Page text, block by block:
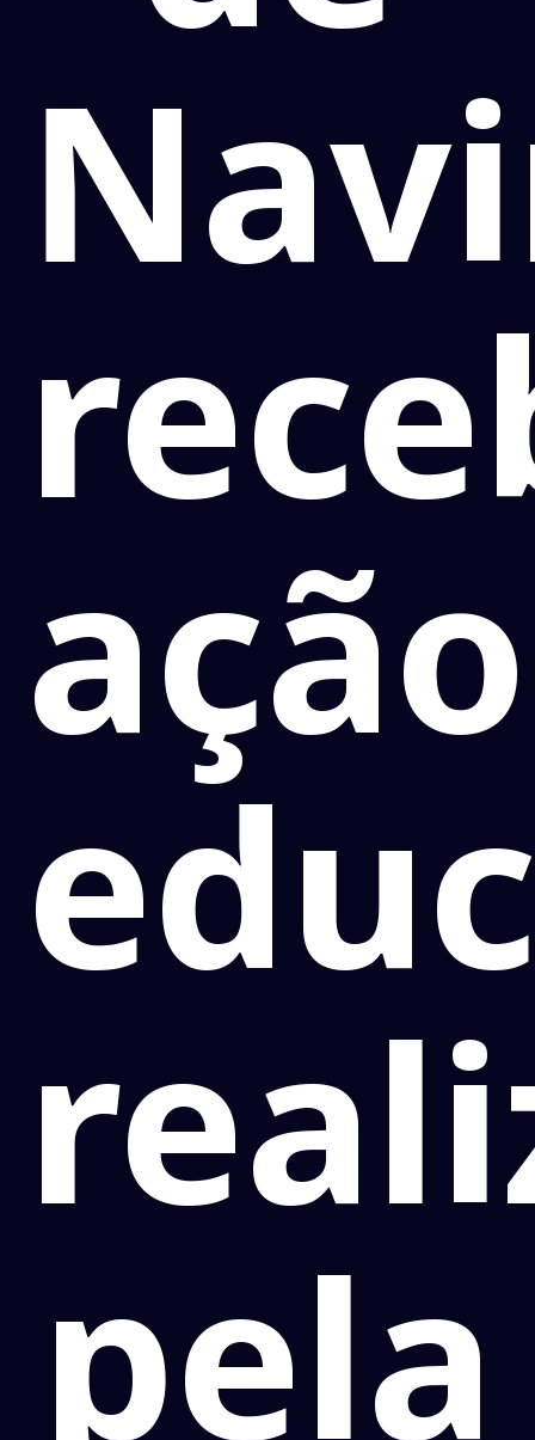
ação
pela